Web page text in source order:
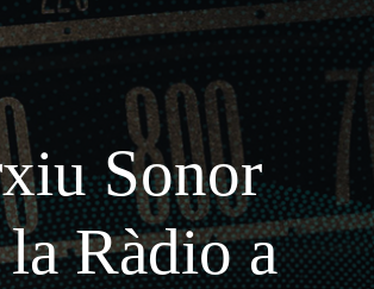
Sonor
Ràdio a